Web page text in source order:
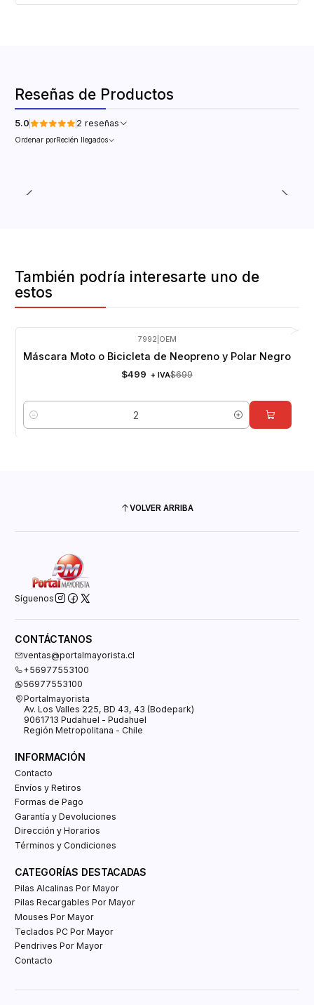
Reseñas de Productos
5.0 2 reseñas
Ordenar porRecién llegados
También podría interesarte uno de
estos
-29%
7992 OEM
Máscara Moto o Bicicleta de Neopreno y Polar Negro
$499 + IVA$699
Cantidad
VOLVER ARRIBA
Síguenos
CONTÁCTANOS
ventas@portalmayorista.cl
+56977553100
56977553100
Portalmayorista
Av. Los Valles 225, BD 43, 43 (Bodepark)
9061713 Pudahuel - Pudahuel
Región Metropolitana - Chile
INFORMACIÓN
Contacto
Envíos y Retiros
Formas de Pago
Garantía y Devoluciones
Dirección y Horarios
Términos y Condiciones
CATEGORÍAS DESTACADAS
Pilas Alcalinas Por Mayor
Pilas Recargables Por Mayor
Mouses Por Mayor
Teclados PC Por Mayor
Pendrives Por Mayor
Contacto